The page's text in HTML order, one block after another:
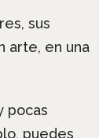
sus
arte, en una
pocas
puedes